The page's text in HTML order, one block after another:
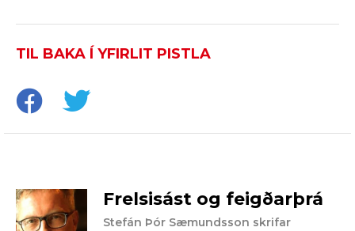
TIL BAKA Í YFIRLIT PISTLA
Frelsisást og feigðarþrá
Stefán Þór Sæmundsson skrifar